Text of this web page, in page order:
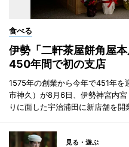
食べる
伊勢「二軒茶屋餅角屋
450年間で初の支店
1575年の創業から今年で451年を
市神久）が8月6日、伊勢神宮内
りに面した宇治浦田に新店舗を開
見る・遊ぶ